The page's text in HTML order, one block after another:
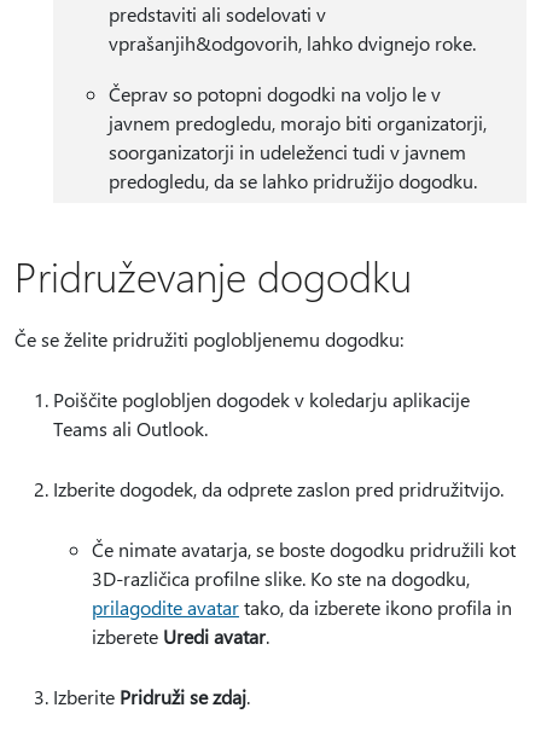
predstaviti ali sodelovati v
vprašanjih&odgovorih, lahko dvignejo roke.
Čeprav so potopni dogodki na voljo le v
javnem predogledu, morajo biti organizatorji,
soorganizatorji in udeleženci tudi v javnem
predogledu, da se lahko pridružijo dogodku.
Pridruževanje dogodku
Če se želite pridružiti poglobljenemu dogodku:
Poiščite poglobljen dogodek v koledarju aplikacije
Teams ali Outlook.
Izberite dogodek, da odprete zaslon pred pridružitvijo.
Če nimate avatarja, se boste dogodku pridružili kot
3D-različica profilne slike. Ko ste na dogodku,
prilagodite avatartako, da izberete ikono profila in
izberete Uredi avatar.
Izberite Pridruži se zdaj.